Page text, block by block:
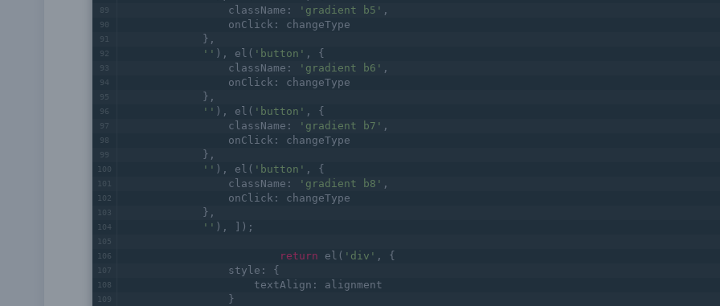
                className:
'gradient b5' ,
                onClick: changeType
            },
'' ), el( 'button' , {
                className:
'gradient b6' ,
                onClick: changeType
            },
'' ), el( 'button' , {
                className:
'gradient b7' ,
                onClick: changeType
            },
'' ), el( 'button' , {
                className:
'gradient b8' ,
                onClick: changeType
            },
'' ), ]);
return el( 'div' , {
                style: {
                    textAlign: alignment
                }